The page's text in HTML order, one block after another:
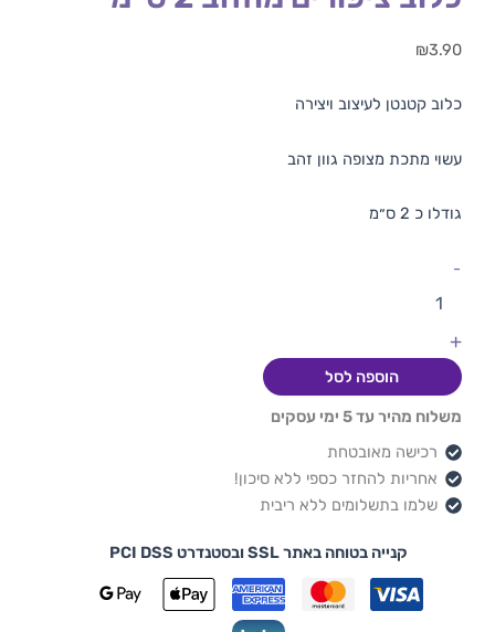
₪3.90
כלוב קטנטן לעיצוב ויצירה
עשוי מתכת מצופה גוון זהב
גודלו כ 2 ס״מ
-
+
הוספה לסל
משלוח מהיר עד 5 ימי עסקים
רכישה מאובטחת
אחריות להחזר כספי ללא סיכון!
שלמו בתשלומים ללא ריבית
קנייה בטוחה באתר SSL ובסטנדרט PCI DSS